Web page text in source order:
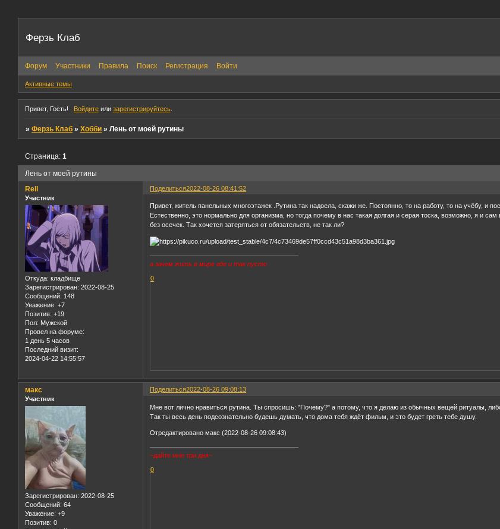
Ферзь Клаб
Форум Участники Правила Поиск Регистрация Войти
Активные темы
Привет, Гость! Войдитеили зарегистрируйтесь.
»Ферзь Клаб »Хобби »Лень от моей рутины
Лень от моей рутины
Страница:1
Поделиться2022-08-26 08:41:52
Rell
Участник
Откуда: кладбище
Зарегистрирован: 2022-08-25
Сообщений: 148
Уважение: +7
Позитив: +19
Пол: Мужской
Провел на форуме:
1 день 5 часов
Последний визит:
2024-04-22 14:55:57
Привет, житель панельных многоэтажек .Рутина так надоела, скажи же. Постоянно, то на работу, то на учёбу, и
Естественно, это нормально для организма, но тогда почему в нас такая долгая и серая тоска, возможно, я и
без осечек. Так хочется затеряться от обязательств, не так ли?
а зачем жить в мире где и так пусто
0
Поделиться2022-08-26 09:08:13
макс
Участник
Зарегистрирован: 2022-08-25
Сообщений: 64
Уважение: +9
Позитив: 0
Мне вот лично нравиться рутина. Ты спросишь: "Почему?" а потому, что я делаю из обычных вещей ритуалы,
Так ты весь день подсознательно будешь думать, что дома тебя ждёт фильм, и это будет греть тебе душу.
Отредактировано макс (2022-08-26 09:08:43)
~дайте мне три дня~
0